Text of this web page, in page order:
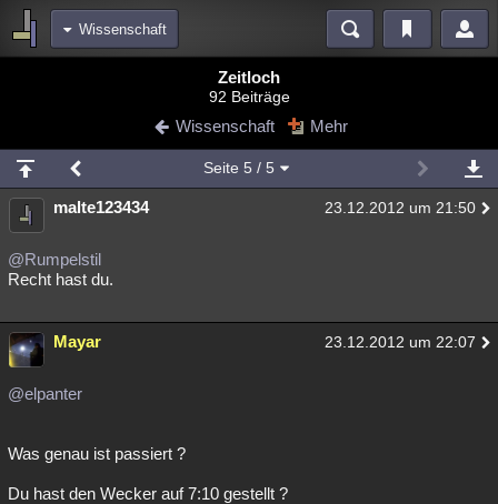
Wissenschaft
Blogs
Chat Wiki Neuigkeiten
meine Rubriken
Menschen Wissenschaft Mystery Kriminalfälle
Spiritualität
weitere Rubriken
Philosophie
Musik Clash Verbesserungen
Übersichten
Zeitloch
92 Beiträge
Wissenschaft Mehr
Seite 5 / 5
malte123434 23.12.2012 um 21:50
@Rumpelstil
Recht hast du.
Mayar 23.12.2012 um 22:07
@elpanter
Was genau ist passiert ?
Du hast den Wecker auf 7:10 gestellt ?